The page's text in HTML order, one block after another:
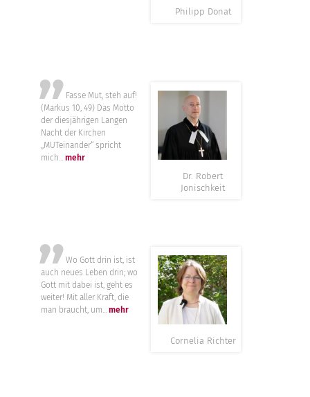
Philipp Donat
”
Fasse Mut, steh auf!
(Markus 10, 49) Das Motto
der diesjährigen Langen
Nacht der Kirchen
„MUTeinander“ spricht
mich...mehr
Dr. Robert
Jonischkeit
”
Wo Gott drin ist, ist
auch neues Leben drin; wo
Gott mit dabei ist, geht es
weiter! Mit aller Kraft, die
man braucht, um...mehr
Cornelia Richter